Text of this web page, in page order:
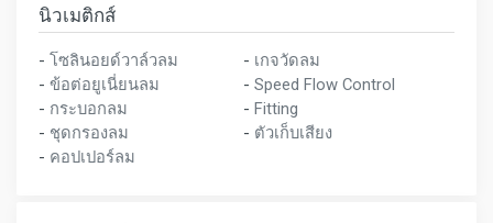
นิวเมติกส์
- โซลินอยด์วาล์วลม - เกจวัดลม
- ข้อต่อยูเนี่ยนลม - Speed Flow Control
- กระบอกลม - Fitting
- ชุดกรองลม - ตัวเก็บเสียง
- คอปเปอร์ลม